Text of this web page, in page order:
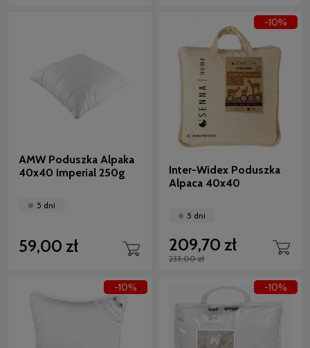
AMW Poduszka Alpaka
40x40 Imperial 250g
5 dni
59,00 zł
Inter-Widex Poduszka
Alpaca 40x40
5 dni
209,70 zł
233,00 zł
-10%
-10% -10%